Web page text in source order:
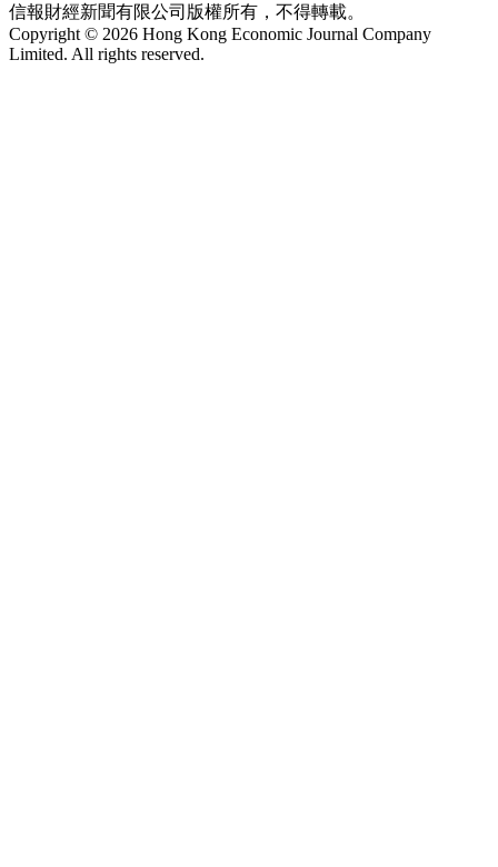
信報財經新聞有限公司版權所有，不得轉載。
Copyright © 2026 Hong Kong Economic Journal Company
Limited. All rights reserved.